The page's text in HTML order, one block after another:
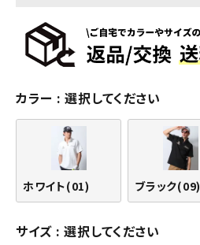
カラー 選択してください
ホワイト(01) ブラック(09)
サイズ 選択してください